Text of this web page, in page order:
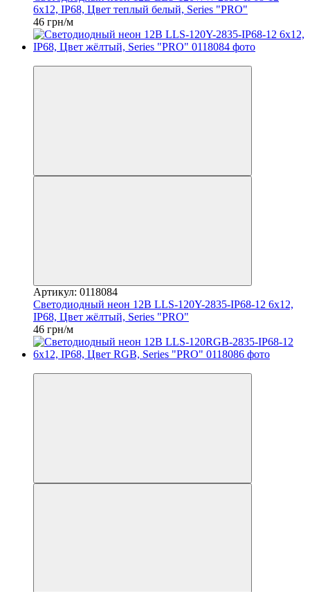
6x12, IP68, Цвет теплый белый, Series "PRO"
46 грн/м
Артикул: 0118084
Светодиодный неон 12В LLS-120Y-2835-IP68-12 6x12,
IP68, Цвет жёлтый, Series "PRO"
46 грн/м